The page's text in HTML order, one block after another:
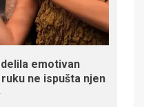
emotivan
ne ispušta njen